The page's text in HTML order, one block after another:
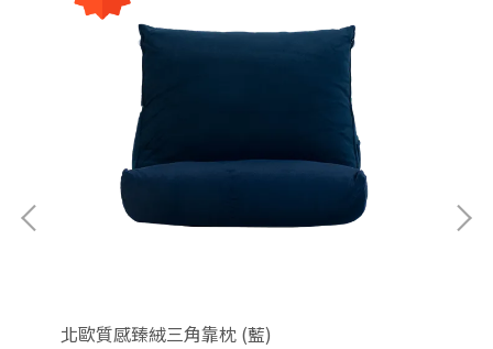
北歐質感臻絨三角靠枕 (藍)